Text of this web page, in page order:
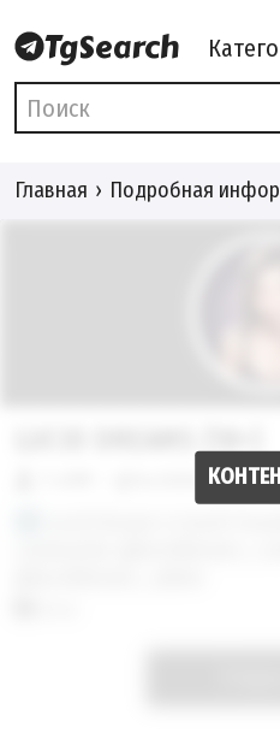
Главная Подробная
@luciddreams